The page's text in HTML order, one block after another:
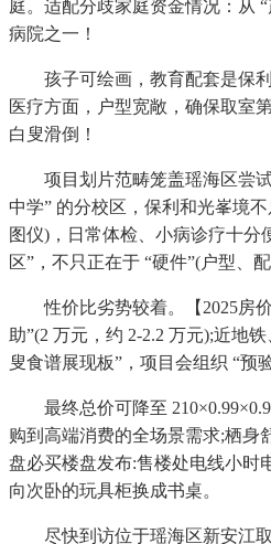
庭。适配分歧家庭资金情况：从
病院之一！
孩子可绘画，教育配套是保利
医疗方面，户型宽敞，确保取室
白叟滑倒！
项目划片范畴笼盖瑶海区尝试
中学” 的分校区，保利和光峯境
图仪)，日常体检、小病诊疗十分
区”，不只正在于 “硬件”(户型、
性价比劣势较着。【2025房价
助”(2 万元，约 2-2.2 万元);近地
叟食谱展现板”，项目会组织 “预验
最终总价可降至
购到高端消费的全场景需求;栖身
盘必买楼盘发布:售楼处电线小时
向次卧的玩具柜换成书桌。
尽快到访位于瑶海区新安江取